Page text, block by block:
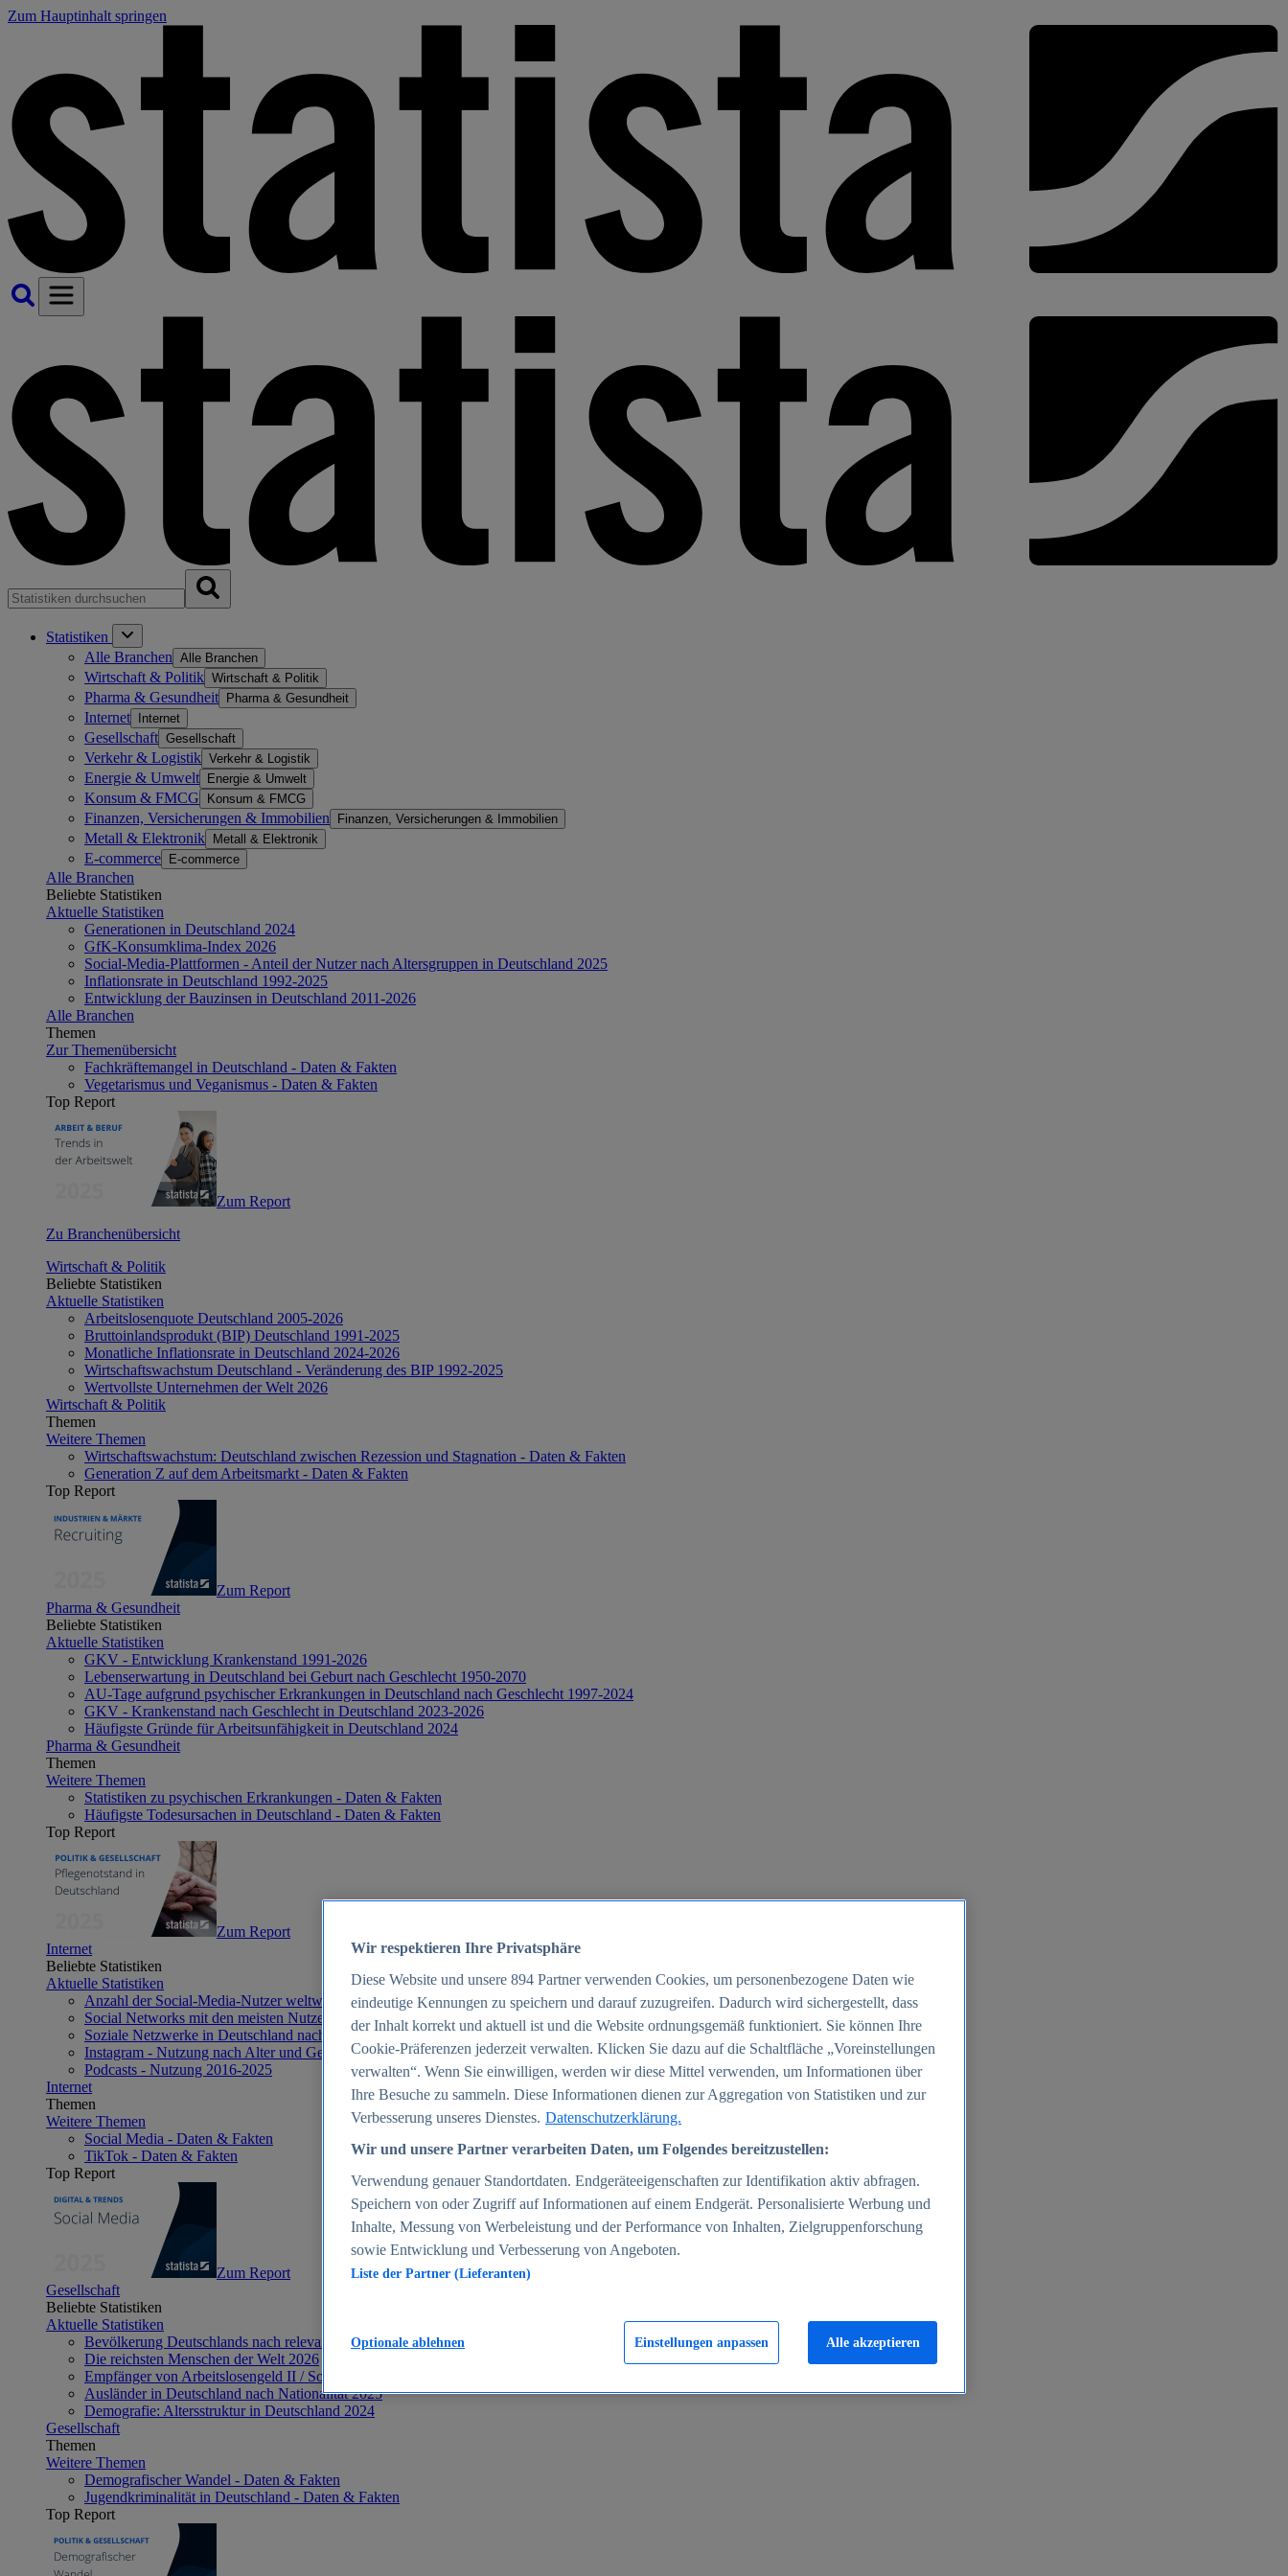
Zum Hauptinhalt springen
Statistiken
Alle Branchen Alle Branchen
Wirtschaft & Politik Wirtschaft & Politik
Pharma & Gesundheit Pharma & Gesundheit
Internet Internet
Gesellschaft Gesellschaft
Verkehr & Logistik Verkehr & Logistik
Energie & Umwelt Energie & Umwelt
Konsum & FMCG Konsum & FMCG
Finanzen, Versicherungen & Immobilien Finanzen, Versicherungen & Immobilien
Metall & Elektronik Metall & Elektronik
E-commerce E-commerce
Alle Branchen
Beliebte Statistiken
Aktuelle Statistiken
Generationen in Deutschland 2024
GfK-Konsumklima-Index 2026
Social-Media-Plattformen - Anteil der Nutzer nach Altersgruppen in Deutschland 2025
Inflationsrate in Deutschland 1992-2025
Entwicklung der Bauzinsen in Deutschland 2011-2026
Alle Branchen
Themen
Zur Themenübersicht
Fachkräftemangel in Deutschland - Daten & Fakten
Vegetarismus und Veganismus - Daten & Fakten
Top Report
Zum Report
Zu Branchenübersicht
Wirtschaft & Politik
Beliebte Statistiken
Aktuelle Statistiken
Arbeitslosenquote Deutschland 2005-2026
Bruttoinlandsprodukt (BIP) Deutschland 1991-2025
Monatliche Inflationsrate in Deutschland 2024-2026
Wirtschaftswachstum Deutschland - Veränderung des BIP 1992-2025
Wertvollste Unternehmen der Welt 2026
Wirtschaft & Politik
Themen
Weitere Themen
Wirtschaftswachstum: Deutschland zwischen Rezession und Stagnation - Daten & Fakten
Generation Z auf dem Arbeitsmarkt - Daten & Fakten
Top Report
Zum Report
Pharma & Gesundheit
Beliebte Statistiken
Aktuelle Statistiken
GKV - Entwicklung Krankenstand 1991-2026
Lebenserwartung in Deutschland bei Geburt nach Geschlecht 1950-2070
AU-Tage aufgrund psychischer Erkrankungen in Deutschland nach Geschlecht 1997-2024
GKV - Krankenstand nach Geschlecht in Deutschland 2023-2026
Häufigste Gründe für Arbeitsunfähigkeit in Deutschland 2024
Pharma & Gesundheit
Themen
Weitere Themen
Statistiken zu psychischen Erkrankungen - Daten & Fakten
Häufigste Todesursachen in Deutschland - Daten & Fakten
Top Report
Zum Report
Internet
Beliebte Statistiken
Aktuelle Statistiken
Anzahl der Social-Media-Nutzer weltweit 2012-2025
Social Networks mit den meisten Nutzern weltweit 2025
Soziale Netzwerke in Deutschland nach Generationen 2025
Instagram - Nutzung nach Alter und Geschlecht in Deutschland 2025
Podcasts - Nutzung 2016-2025
Internet
Themen
Weitere Themen
Social Media - Daten & Fakten
TikTok - Daten & Fakten
Top Report
Zum Report
Gesellschaft
Beliebte Statistiken
Aktuelle Statistiken
Bevölkerung Deutschlands nach relevanten Altersgruppen 2024
Die reichsten Menschen der Welt 2026
Empfänger von Arbeitslosengeld II / Sozialgeld / Bürgergeld in Deutschland 2005-2025
Ausländer in Deutschland nach Nationalität 2025
Demografie: Altersstruktur in Deutschland 2024
Gesellschaft
Themen
Weitere Themen
Demografischer Wandel - Daten & Fakten
Jugendkriminalität in Deutschland - Daten & Fakten
Top Report
Wir respektieren Ihre Privatsphäre
Diese Website und unsere 894 Partner verwenden Cookies, um personenbezogene Daten wie
eindeutige Kennungen zu speichern und darauf zuzugreifen. Dadurch wird sichergestellt, dass
der Inhalt korrekt und aktuell ist und die Website ordnungsgemäß funktioniert. Sie können Ihre
Cookie-Präferenzen jederzeit verwalten. Klicken Sie dazu auf die Schaltfläche „Voreinstellungen
verwalten“. Wenn Sie einwilligen, werden wir diese Mittel verwenden, um Informationen über
Ihre Besuche zu sammeln. Diese Informationen dienen zur Aggregation von Statistiken und zur
Verbesserung unseres Dienstes. Datenschutzerklärung.
Wir und unsere Partner verarbeiten Daten, um Folgendes bereitzustellen:
Verwendung genauer Standortdaten. Endgeräteeigenschaften zur Identifikation aktiv abfragen.
Speichern von oder Zugriff auf Informationen auf einem Endgerät. Personalisierte Werbung und
Inhalte, Messung von Werbeleistung und der Performance von Inhalten, Zielgruppenforschung
sowie Entwicklung und Verbesserung von Angeboten.
Liste der Partner (Lieferanten)
Einstellungen anpassen
Optionale ablehnen Alle akzeptieren